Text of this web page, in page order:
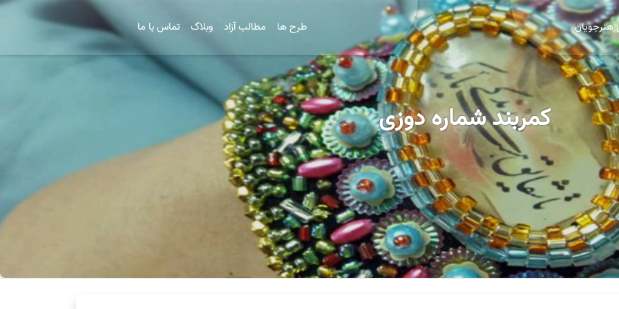
هنرجویان طرح ها مطالب آزاد وبلاگ تماس با ما
کمربند شماره دوزی